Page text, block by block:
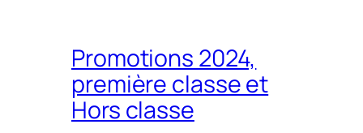
Promotions 2024,
première classe et
Hors classe